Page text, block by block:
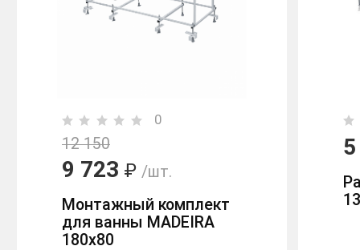
0
12 150
9 723 ₽ /шт.
Монтажный комплект
для ванны MADEIRA
180x80